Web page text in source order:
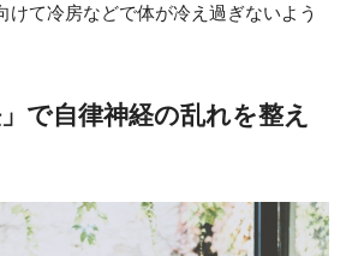
けて冷房などで体が冷え過ぎないよう
」で自律神経の乱れを整え